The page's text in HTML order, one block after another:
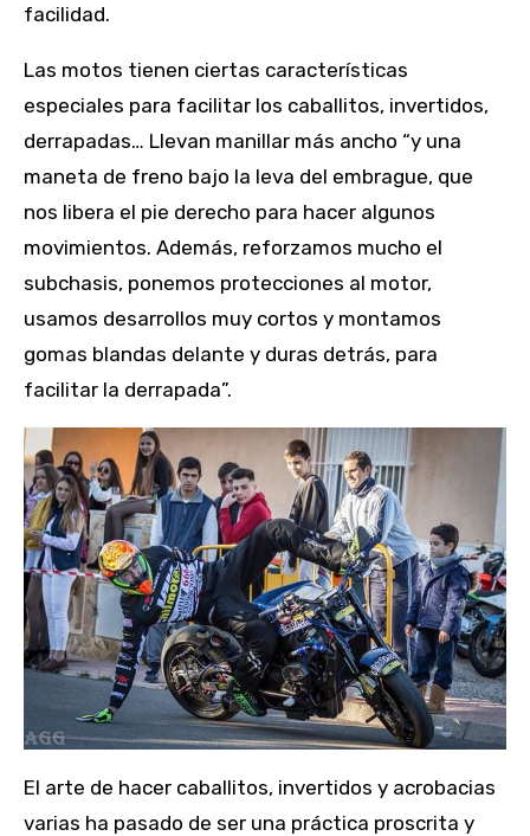
facilidad.
Las motos tienen ciertas características
especiales para facilitar los caballitos, invertidos,
derrapadas… Llevan manillar más ancho “y una
maneta de freno bajo la leva del embrague, que
nos libera el pie derecho para hacer algunos
movimientos. Además, reforzamos mucho el
subchasis, ponemos protecciones al motor,
usamos desarrollos muy cortos y montamos
gomas blandas delante y duras detrás, para
facilitar la derrapada”.
El arte de hacer caballitos, invertidos y acrobacias
varias ha pasado de ser una práctica proscrita y